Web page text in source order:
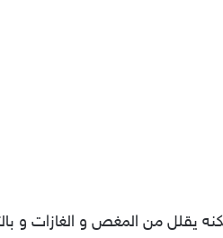
يقلل من المغص و الغازات و